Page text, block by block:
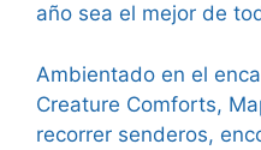
año sea el mejor de
Ambientado en el
Creature Comforts,
recorrer senderos,